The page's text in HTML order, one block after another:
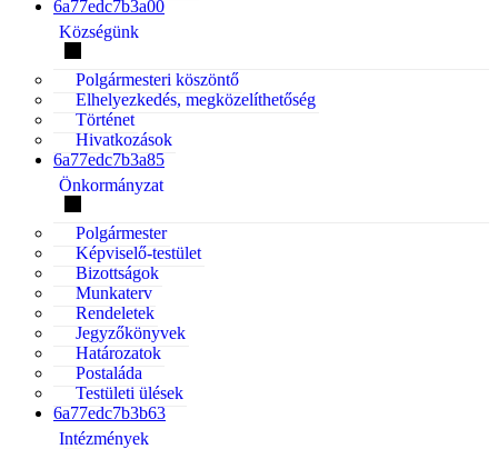
6a77edc7b3a00
Községünk
Polgármesteri köszöntő
Elhelyezkedés, megközelíthetőség
Történet
Hivatkozások
6a77edc7b3a85
Önkormányzat
Polgármester
Képviselő-testület
Bizottságok
Munkaterv
Rendeletek
Jegyzőkönyvek
Határozatok
Postaláda
Testületi ülések
6a77edc7b3b63
Intézmények